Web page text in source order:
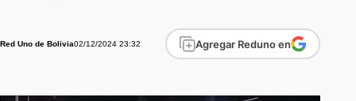
Red Uno de Bolivia02/12/2024 23:32 Agregar Reduno en